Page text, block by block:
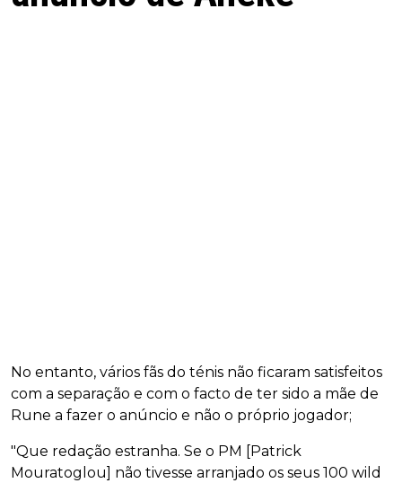
No entanto, vários fãs do ténis não ficaram satisfeitos
com a separação e com o facto de ter sido a mãe de
Rune a fazer o anúncio e não o próprio jogador;
"Que redação estranha. Se o PM [Patrick
Mouratoglou] não tivesse arranjado os seus 100 wild